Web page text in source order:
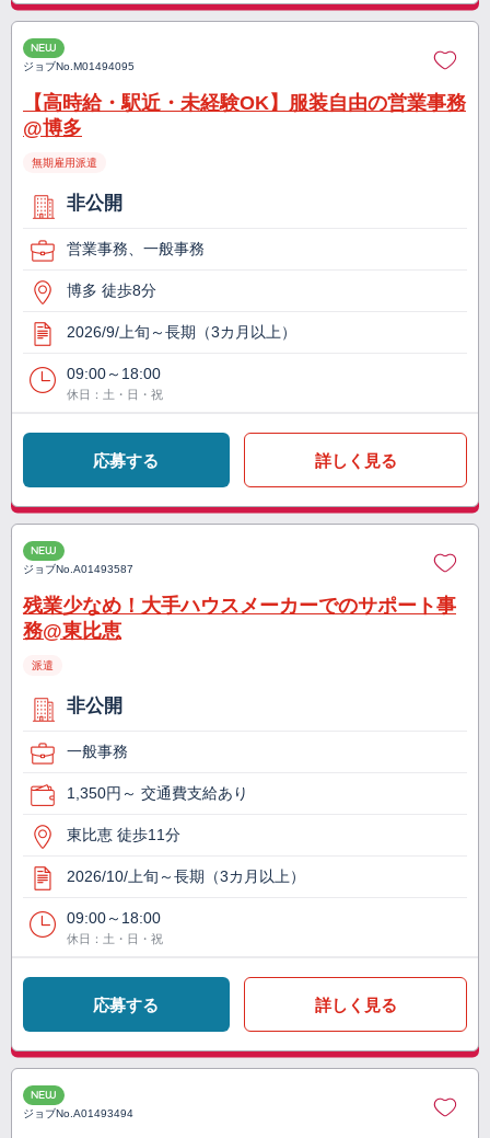
NEW
ジョブNo.M01494095
【高時給・駅近・未経験OK】服装自由の営業事務
@博多
無期雇用派遣
非公開
営業事務、一般事務
博多 徒歩8分
2026/9/上旬～長期（3カ月以上）
09:00～18:00
休日：土・日・祝
応募する 詳しく見る
NEW
ジョブNo.A01493587
残業少なめ！大手ハウスメーカーでのサポート事
務@東比恵
派遣
非公開
一般事務
1,350円～ 交通費支給あり
東比恵 徒歩11分
2026/10/上旬～長期（3カ月以上）
09:00～18:00
休日：土・日・祝
応募する 詳しく見る
NEW
ジョブNo.A01493494